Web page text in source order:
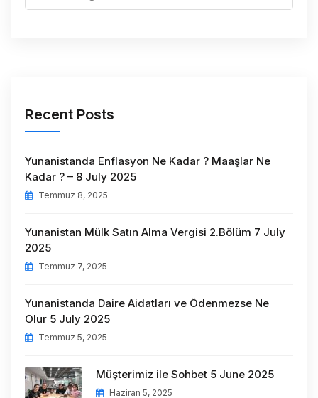
Recent Posts
Yunanistanda Enflasyon Ne Kadar ? Maaşlar Ne
Kadar ? – 8 July 2025
Temmuz 8, 2025
Yunanistan Mülk Satın Alma Vergisi 2.Bölüm 7 July
2025
Temmuz 7, 2025
Yunanistanda Daire Aidatları ve Ödenmezse Ne
Olur 5 July 2025
Temmuz 5, 2025
Müşterimiz ile Sohbet 5 June 2025
Haziran 5, 2025